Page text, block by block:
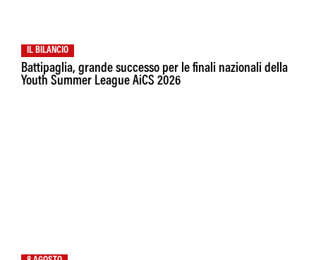
IL BILANCIO
Battipaglia, grande successo per le finali nazionali della
Youth Summer League AiCS 2026